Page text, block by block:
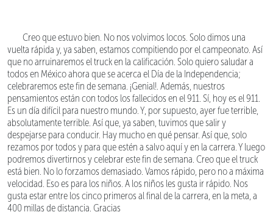
Creo que estuvo bien. No nos volvimos locos. Solo dimos una
vuelta rápida y, ya saben, estamos compitiendo por el campeonato. Así
que no arruinaremos el truck en la calificación. Solo quiero saludar a
todos en México ahora que se acerca el Día de la Independencia;
celebraremos este fin de semana. ¡Genial!. Además, nuestros
pensamientos están con todos los fallecidos en el 911. Sí, hoy es el 911.
Es un día difícil para nuestro mundo. Y, por supuesto, ayer fue terrible,
absolutamente terrible. Así que, ya saben, tuvimos que salir y
despejarse para conducir. Hay mucho en qué pensar. Así que, solo
rezamos por todos y para que estén a salvo aquí y en la carrera. Y luego
podremos divertirnos y celebrar este fin de semana. Creo que el truck
está bien. No lo forzamos demasiado. Vamos rápido, pero no a máxima
velocidad. Eso es para los niños. A los niños les gusta ir rápido. Nos
gusta estar entre los cinco primeros al final de la carrera, en la meta, a
400 millas de distancia. Gracias